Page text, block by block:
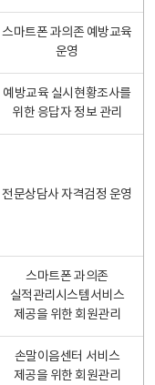
스마트폰 과의존 예방교육
운영
예방교육 실시현황조사를
위한 응답자 정보 관리
전문상담사 자격검정 운영
스마트폰 과의존
실적관리시스템서비스
제공을 위한 회원관리
손말이음센터 서비스
제공을 위한 회원관리